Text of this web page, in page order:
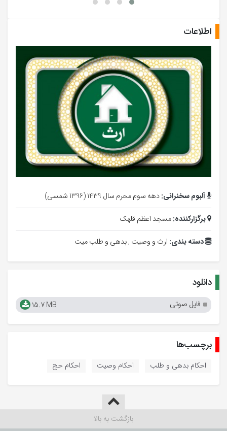
اطلاعات
آلبوم سخنرانی:دهه سوم محرم سال 1439 (1396 شمسی)
برگزارکننده:مسجد اعظم قلهک
دسته بندی: ارث و وصیت ,بدهی و طلب میت
دانلود
فایل صوتی 15.7 MB
برچسب‌ها
احکام بدهی و طلب احکام وصیت احکام حج
بازگشت به بالا